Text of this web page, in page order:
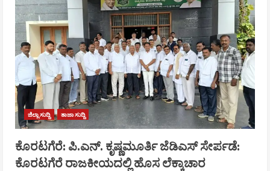
ಜಿಲ್ಲಾ ಸುದ್ದಿ ತಾಜಾ ಸುದ್ದಿ
ಕೊರಟಗೆರೆ: ಪಿ.ಎನ್. ಕೃಷ್ಣಮೂರ್ತಿ ಜೆಡಿಎಸ್ ಸೇರ್ಪಡೆ:
ಕೊರಟಗೆರೆ ರಾಜಕೀಯದಲ್ಲಿ ಹೊಸ ಲೆಕ್ಕಾಚಾರ